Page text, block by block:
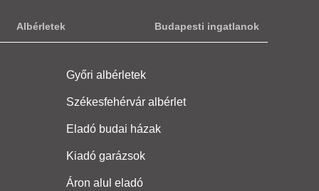
Albérletek Budapesti ingatlanok
Győri albérletek
Székesfehérvár albérlet
Eladó budai házak
Kiadó garázsok
Áron alul eladó